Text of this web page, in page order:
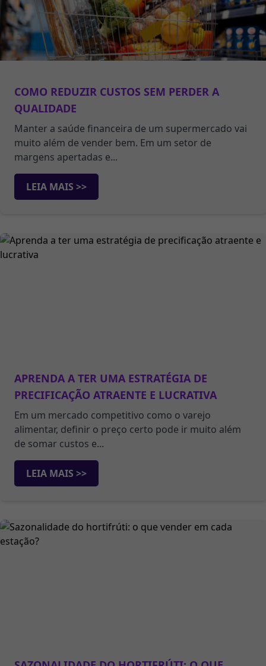
COMO REDUZIR CUSTOS SEM PERDER A
QUALIDADE
Manter a saúde financeira de um supermercado vai
muito além de vender bem. Em um setor de
margens apertadas e...
LEIA MAIS >>
APRENDA A TER UMA ESTRATÉGIA DE
PRECIFICAÇÃO ATRAENTE E LUCRATIVA
Em um mercado competitivo como o varejo
alimentar, definir o preço certo pode ir muito além
de somar custos e...
LEIA MAIS >>